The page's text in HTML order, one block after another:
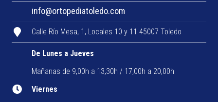
info@ortopediatoledo.com
Calle Río Mesa, 1, Locales 10 y 11 45007 Toledo
De Lunes a Jueves
Mañanas de 9,00h a 13,30h / 17,00h a 20,00h
Viernes